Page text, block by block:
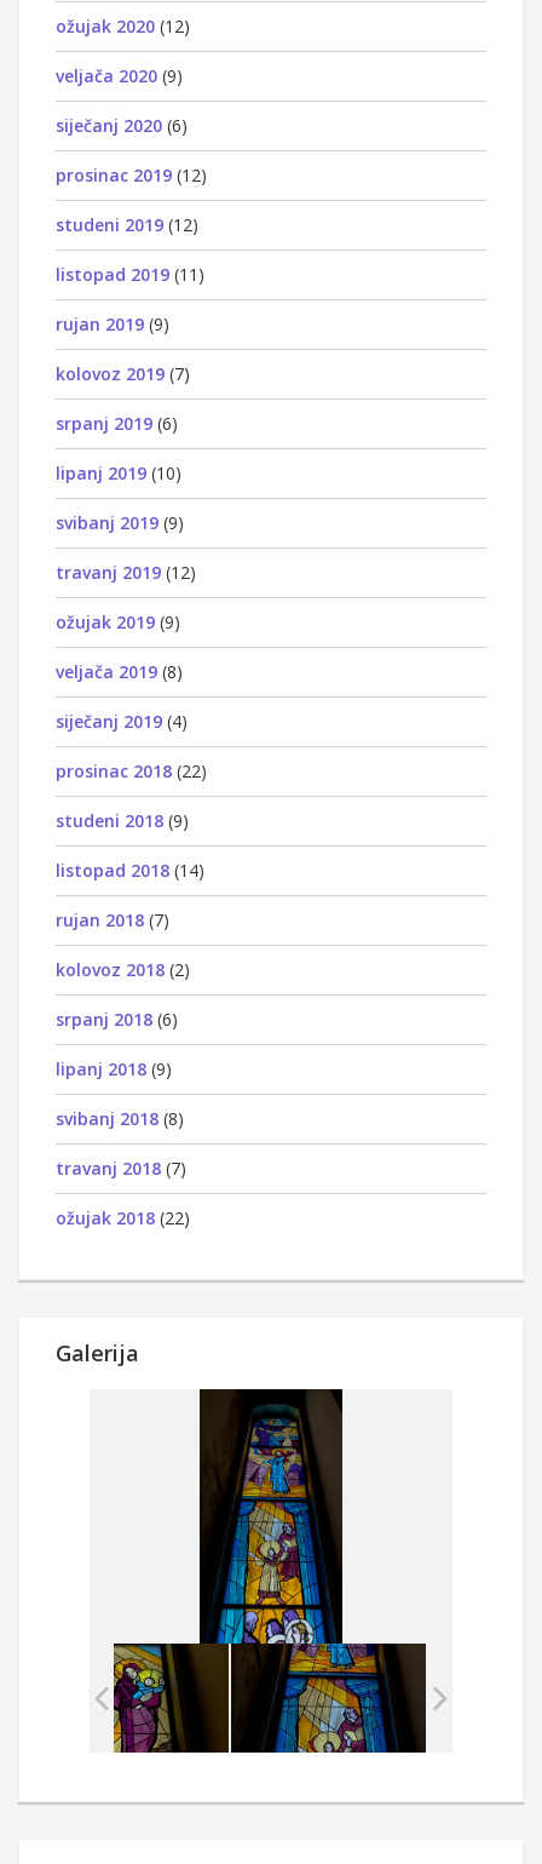
ožujak 2020 (12)
veljača 2020 (9)
siječanj 2020 (6)
prosinac 2019 (12)
studeni 2019 (12)
listopad 2019 (11)
rujan 2019 (9)
kolovoz 2019 (7)
srpanj 2019 (6)
lipanj 2019 (10)
svibanj 2019 (9)
travanj 2019 (12)
ožujak 2019 (9)
veljača 2019 (8)
siječanj 2019 (4)
prosinac 2018 (22)
studeni 2018 (9)
listopad 2018 (14)
rujan 2018 (7)
kolovoz 2018 (2)
srpanj 2018 (6)
lipanj 2018 (9)
svibanj 2018 (8)
travanj 2018 (7)
ožujak 2018 (22)
Galerija